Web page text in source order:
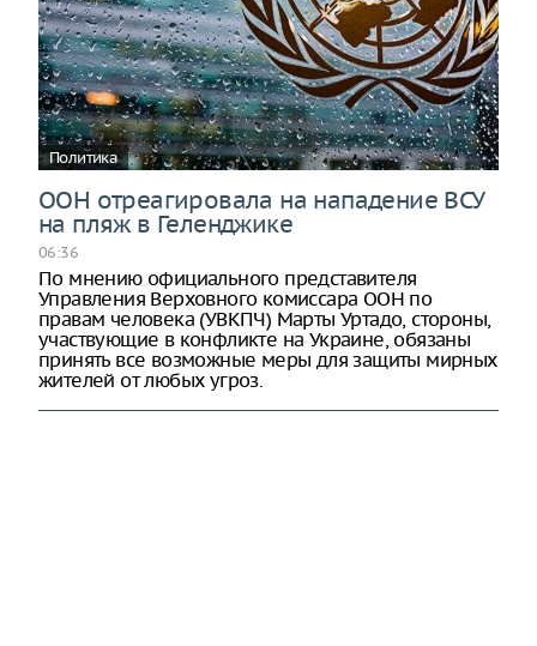
Политика
ООН отреагировала на нападение ВСУ
на пляж в Геленджике
06:36
По мнению официального представителя
Управления Верховного комиссара ООН по
правам человека (УВКПЧ) Марты Уртадо, стороны,
участвующие в конфликте на Украине, обязаны
принять все возможные меры для защиты мирных
жителей от любых угроз.